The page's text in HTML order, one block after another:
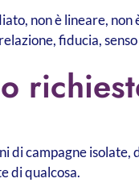
non è lineare,
fiducia,
campagne isolate,
di qualcosa.